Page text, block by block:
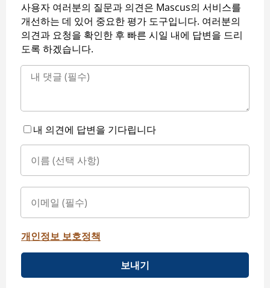
사용자 여러분의 질문과 의견은 Mascus의 서비스를
개선하는 데 있어 중요한 평가 도구입니다. 여러분의
의견과 요청을 확인한 후 빠른 시일 내에 답변을 드리
도록 하겠습니다.
내 의견에 답변을 기다립니다
개인정보 보호정책
보내기